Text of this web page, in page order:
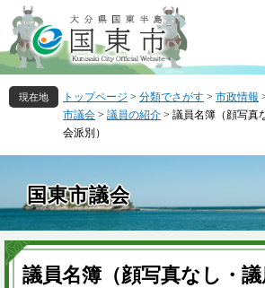
ー
ジ
の
先
頭
ニ
ュ
ー
を
飛
へ
トップページ > 分類でさがす > 市政情報
市議会 > 議員の紹介 > 議員名簿（顔写真
会派別）
国東市議会
本
文
議員名簿（顔写真なし・